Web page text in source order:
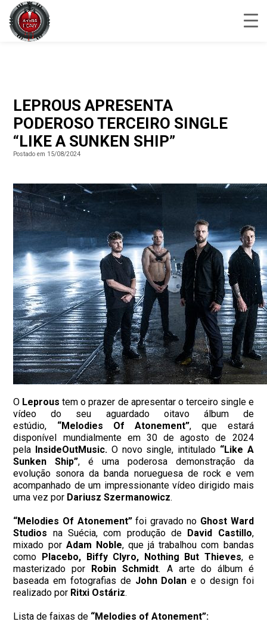
LEPROUS APRESENTA
PODEROSO TERCEIRO SINGLE
“LIKE A SUNKEN SHIP”
Postado em 15/08/2024
O Leprous tem o prazer de apresentar o terceiro single e
vídeo do seu aguardado oitavo álbum de
estúdio, “Melodies Of Atonement”, que estará
disponível mundialmente em 30 de agosto de 2024
pela InsideOutMusic. O novo single, intitulado “Like A
Sunken Ship”, é uma poderosa demonstração da
evolução sonora da banda norueguesa de rock e vem
acompanhado de um impressionante vídeo dirigido mais
uma vez por Dariusz Szermanowicz.
“Melodies Of Atonement”foi gravado no Ghost Ward
Studios na Suécia, com produção de David Castillo,
mixado por Adam Noble, que já trabalhou com bandas
como Placebo, Biffy Clyro, Nothing But Thieves, e
masterizado por Robin Schmidt. A arte do álbum é
baseada em fotografias de John Dolan e o design foi
realizado por Ritxi Ostáriz.
Lista de faixas de “Melodies of Atonement”: